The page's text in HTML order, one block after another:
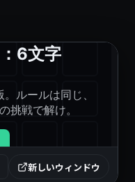
新しいウィンドウ